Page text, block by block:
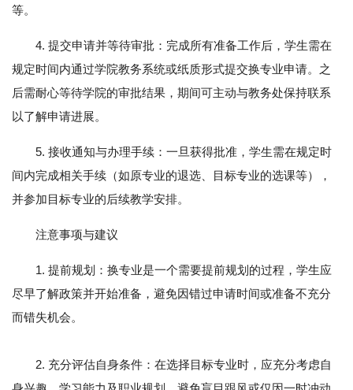
等。
4. 提交申请并等待审批：完成所有准备工作后，学生需在
规定时间内通过学院教务系统或纸质形式提交换专业申请。之
后需耐心等待学院的审批结果，期间可主动与教务处保持联系
以了解申请进展。
5. 接收通知与办理手续：一旦获得批准，学生需在规定时
间内完成相关手续（如原专业的退选、目标专业的选课等），
并参加目标专业的后续教学安排。
注意事项与建议
1. 提前规划：换专业是一个需要提前规划的过程，学生应
尽早了解政策并开始准备，避免因错过申请时间或准备不充分
而错失机会。
2. 充分评估自身条件：在选择目标专业时，应充分考虑自